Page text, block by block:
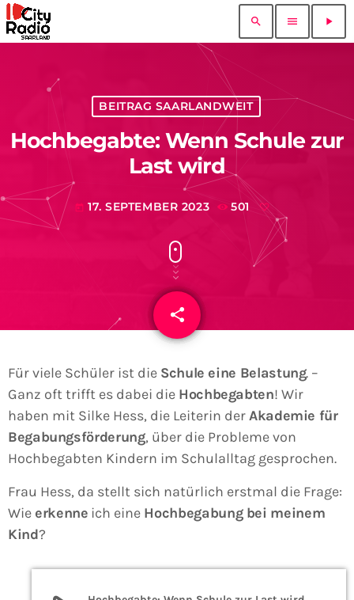
search menu play_arrow
BEITRAG SAARLANDWEIT
Hochbegabte: Wenn Schule zur
Last wird
today 17. SEPTEMBER 2023 501
share
email
Für viele Schüler ist die Schule eine Belastung. –
Ganz oft trifft es dabei die Hochbegabten! Wir
haben mit Silke Hess, die Leiterin derAkademie für
Begabungsförderung, über die Probleme von
Hochbegabten Kindern im Schulalltag gesprochen.
Frau Hess, da stellt sich natürlich erstmal die Frage:
Wie erkenne ich eine Hochbegabung bei meinem
Kind?